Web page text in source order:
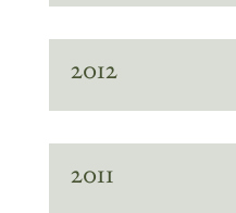
2012
2011